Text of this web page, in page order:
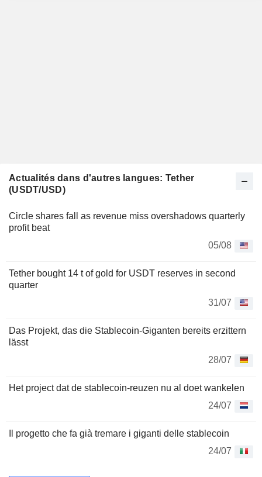
Actualités dans d'autres langues: Tether
(USDT/USD)
Circle shares fall as revenue miss overshadows quarterly
profit beat
05/08
Tether bought 14 t of gold for USDT reserves in second
quarter
31/07
Das Projekt, das die Stablecoin-Giganten bereits erzittern
lässt
28/07
Het project dat de stablecoin-reuzen nu al doet wankelen
24/07
Il progetto che fa già tremare i giganti delle stablecoin
24/07